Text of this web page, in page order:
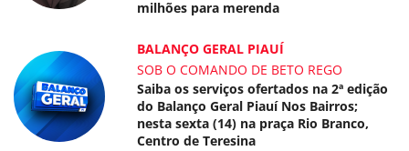
milhões para merenda
BALANÇO GERAL PIAUÍ
SOB O COMANDO DE BETO REGO
Saiba os serviços ofertados na 2ª edição
do Balanço Geral Piauí Nos Bairros;
nesta sexta (14) na praça Rio Branco,
Centro de Teresina